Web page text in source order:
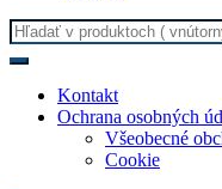
Search
for:
Kontakt
Ochrana osobných
Všeobecné
Cookie